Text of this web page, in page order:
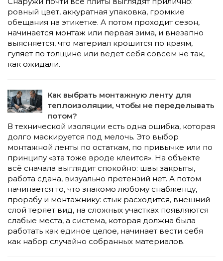
ровный цвет, аккуратная упаковка, громкие
обещания на этикетке. А потом проходит сезон,
начинается монтаж или первая зима, и внезапно
выясняется, что материал крошится по краям,
гуляет по толщине или ведет себя совсем не так,
как ожидали.
Как выбрать монтажную ленту для
теплоизоляции, чтобы не переделывать
потом?
В технической изоляции есть одна ошибка, которая
долго маскируется под мелочь. Это выбор
монтажной ленты по остаткам, по привычке или по
принципу «эта тоже вроде клеится». На объекте
всё сначала выглядит спокойно: швы закрыты,
работа сдана, визуально претензий нет. А потом
начинается то, что знакомо любому снабженцу,
прорабу и монтажнику: стык расходится, внешний
слой теряет вид, на сложных участках появляются
слабые места, а система, которая должна была
работать как единое целое, начинает вести себя
как набор случайно собранных материалов.